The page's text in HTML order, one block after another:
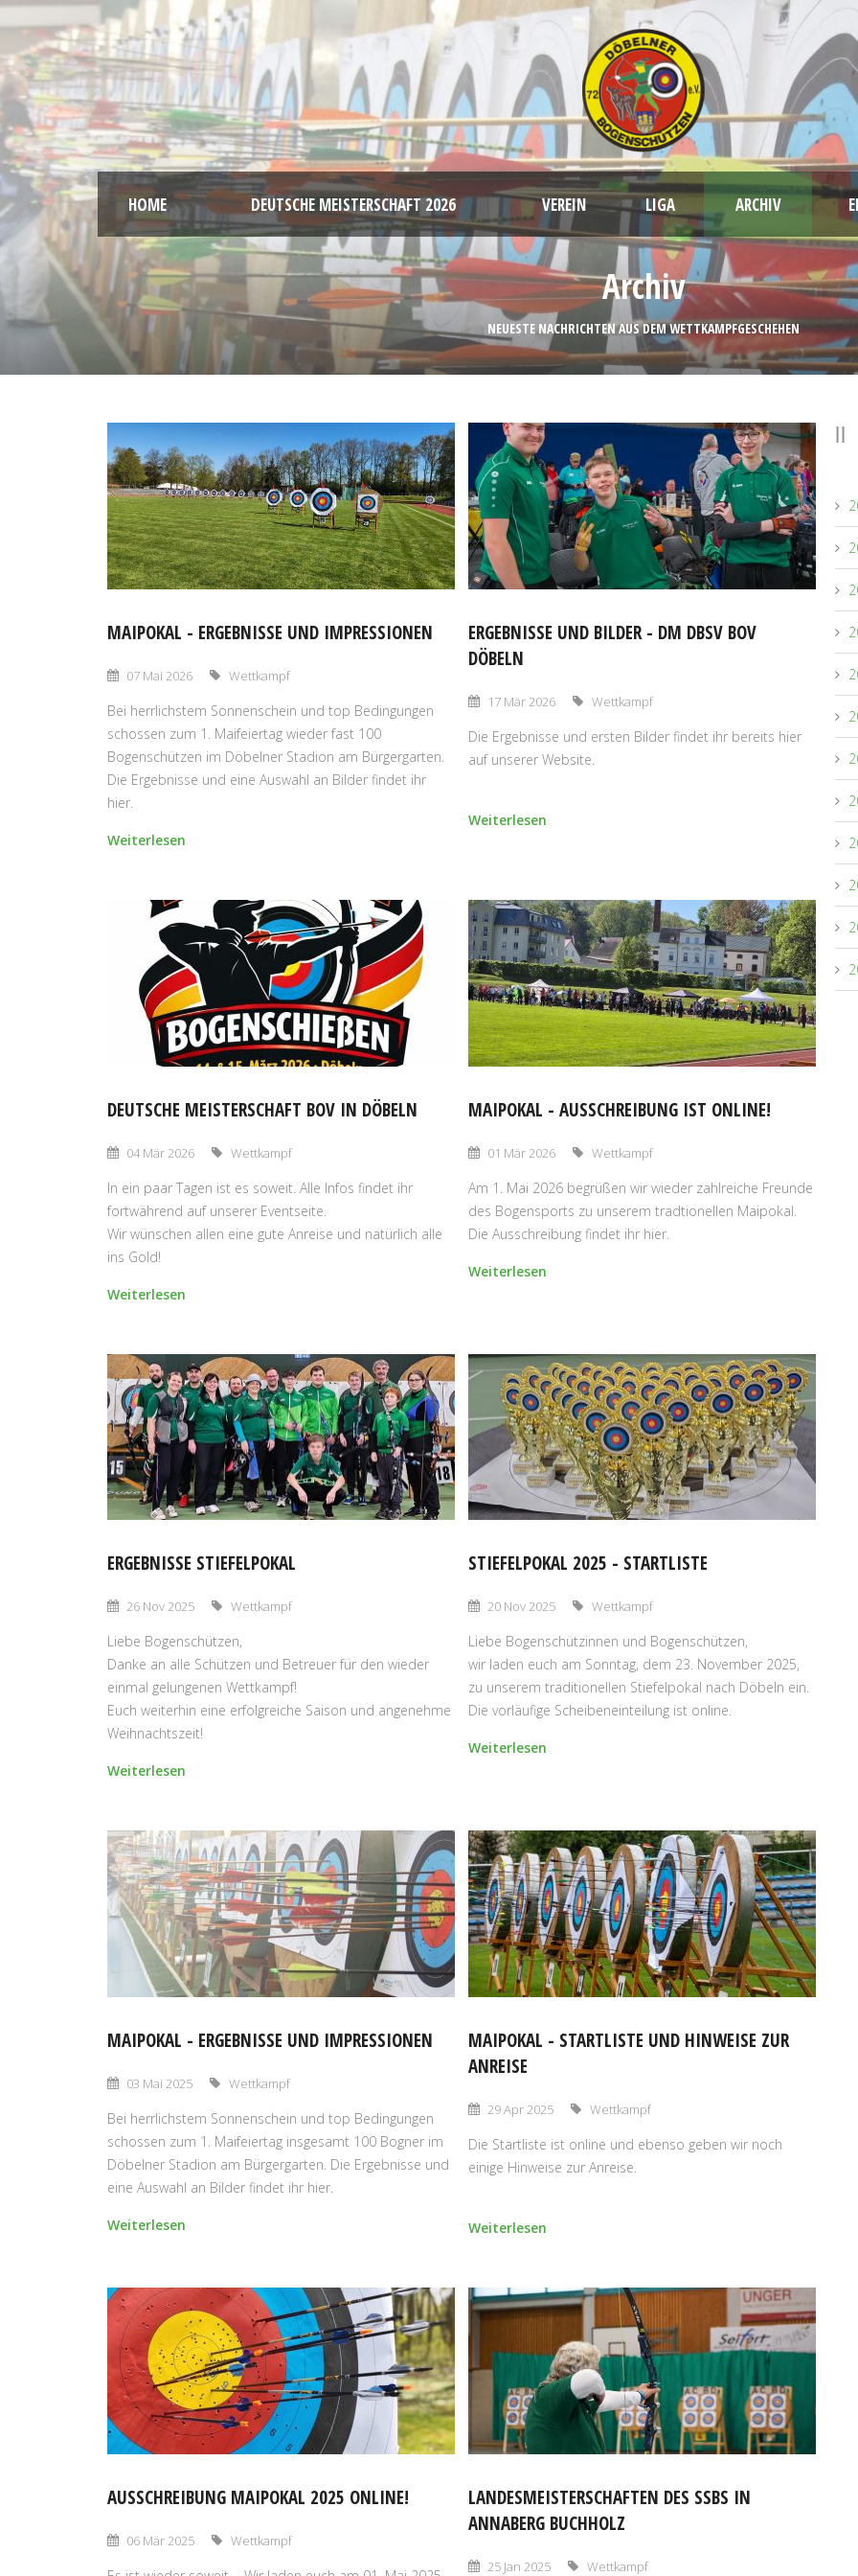
HOME DEUTSCHE MEISTERSCHAFT 2026 VEREIN
Satzung, Beitragsordnung und weitere Dokumente
Sportstätten
Bogenarten
Mitglied werden
LIGA ARCHIV
Archiv
NEUESTE NACHRICHTEN AUS DEM WETTKAMPFGESCHEHEN
MAIPOKAL - ERGEBNISSE UND IMPRESSIONEN
07 Mai 2026 Wettkampf
Bei herrlichstem Sonnenschein und top Bedingungen
schossen zum 1. Maifeiertag wieder fast 100
Bogenschützen im Döbelner Stadion am Bürgergarten.
Die Ergebnisse und eine Auswahl an Bilder findet ihr
hier.
Weiterlesen
ERGEBNISSE UND BILDER - DM DBSV BOV
DÖBELN
17 Mär 2026 Wettkampf
Die Ergebnisse und ersten Bilder findet ihr bereits hier
auf unserer Website.
Weiterlesen
DEUTSCHE MEISTERSCHAFT BOV IN DÖBELN
04 Mär 2026 Wettkampf
In ein paar Tagen ist es soweit. Alle Infos findet ihr
fortwährend auf unserer Eventseite.
Wir wünschen allen eine gute Anreise und natürlich alle
ins Gold!
Weiterlesen
MAIPOKAL - AUSSCHREIBUNG IST ONLINE!
01 Mär 2026 Wettkampf
Am 1. Mai 2026 begrüßen wir wieder zahlreiche Freunde
des Bogensports zu unserem tradtionellen Maipokal.
Die Ausschreibung findet ihr hier.
Weiterlesen
ERGEBNISSE STIEFELPOKAL
26 Nov 2025 Wettkampf
Liebe Bogenschützen,
Danke an alle Schützen und Betreuer für den wieder
einmal gelungenen Wettkampf!
Euch weiterhin eine erfolgreiche Saison und angenehme
Weihnachtszeit!
Weiterlesen
STIEFELPOKAL 2025 - STARTLISTE
20 Nov 2025 Wettkampf
Liebe Bogenschützinnen und Bogenschützen,
wir laden euch am Sonntag, dem 23. November 2025,
zu unserem traditionellen Stiefelpokal nach Döbeln ein.
Die vorläufige Scheibeneinteilung ist online.
Weiterlesen
MAIPOKAL - ERGEBNISSE UND IMPRESSIONEN
03 Mai 2025 Wettkampf
Bei herrlichstem Sonnenschein und top Bedingungen
schossen zum 1. Maifeiertag insgesamt 100 Bogner im
Döbelner Stadion am Bürgergarten. Die Ergebnisse und
eine Auswahl an Bilder findet ihr hier.
Weiterlesen
MAIPOKAL - STARTLISTE UND HINWEISE ZUR
ANREISE
29 Apr 2025 Wettkampf
Die Startliste ist online und ebenso geben wir noch
einige Hinweise zur Anreise.
Weiterlesen
AUSSCHREIBUNG MAIPOKAL 2025 ONLINE!
06 Mär 2025 Wettkampf
LANDESMEISTERSCHAFTEN DES SSBS IN
ANNABERG BUCHHOLZ
25 Jan 2025 Wettkampf